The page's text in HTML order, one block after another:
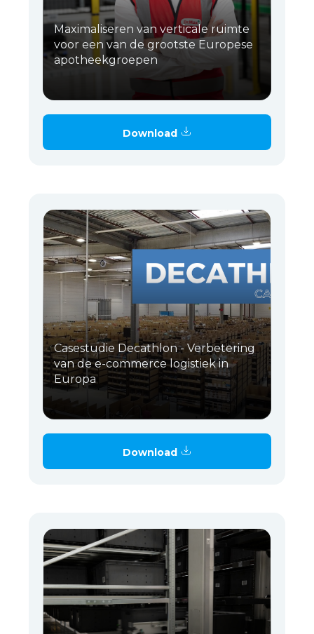
Maximaliseren van verticale ruimte
voor een van de grootste Europese
apotheekgroepen
Download
Casestudie Decathlon - Verbetering
van de e-commerce logistiek in
Europa
Download